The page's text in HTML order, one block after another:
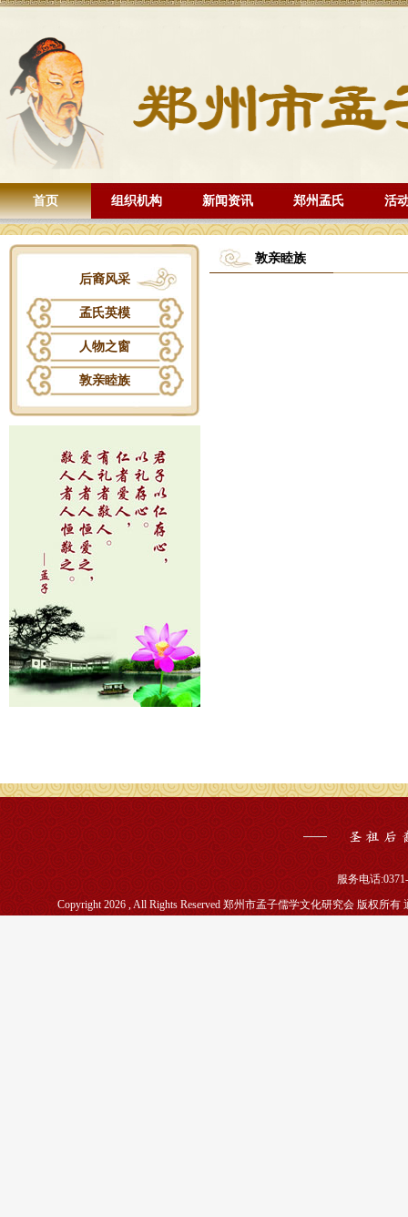
首页 组织机构 新闻资讯 郑州孟氏 活
后裔风采
孟氏英模
人物之窗
敦亲睦族
敦亲睦族
服务电话
Copyright 2026 , All Rights Reserved 郑州市孟子儒学文化研究会 版权所